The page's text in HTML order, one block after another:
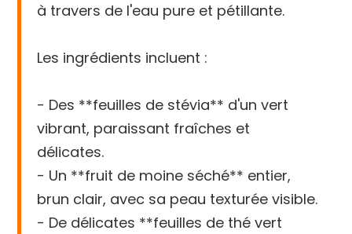
à travers de l'eau pure et pétillante.
Les ingrédients incluent :
- Des **feuilles de stévia** d'un vert
vibrant, paraissant fraîches et
délicates.
- Un **fruit de moine séché** entier,
brun clair, avec sa peau texturée visible.
- De délicates **feuilles de thé vert